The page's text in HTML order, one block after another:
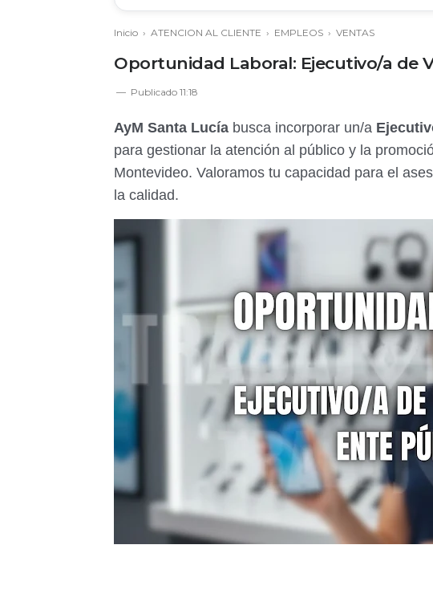
Inicio › ATENCION AL CLIENTE › EMPLEOS › VENTAS
Oportunidad Laboral: Ejecutivo/a de
Publicado 11:18
AyM Santa Lucía busca incorporar un/a
para gestionar la atención al público y la
Montevideo. Valoramos tu capacidad para el
la calidad.